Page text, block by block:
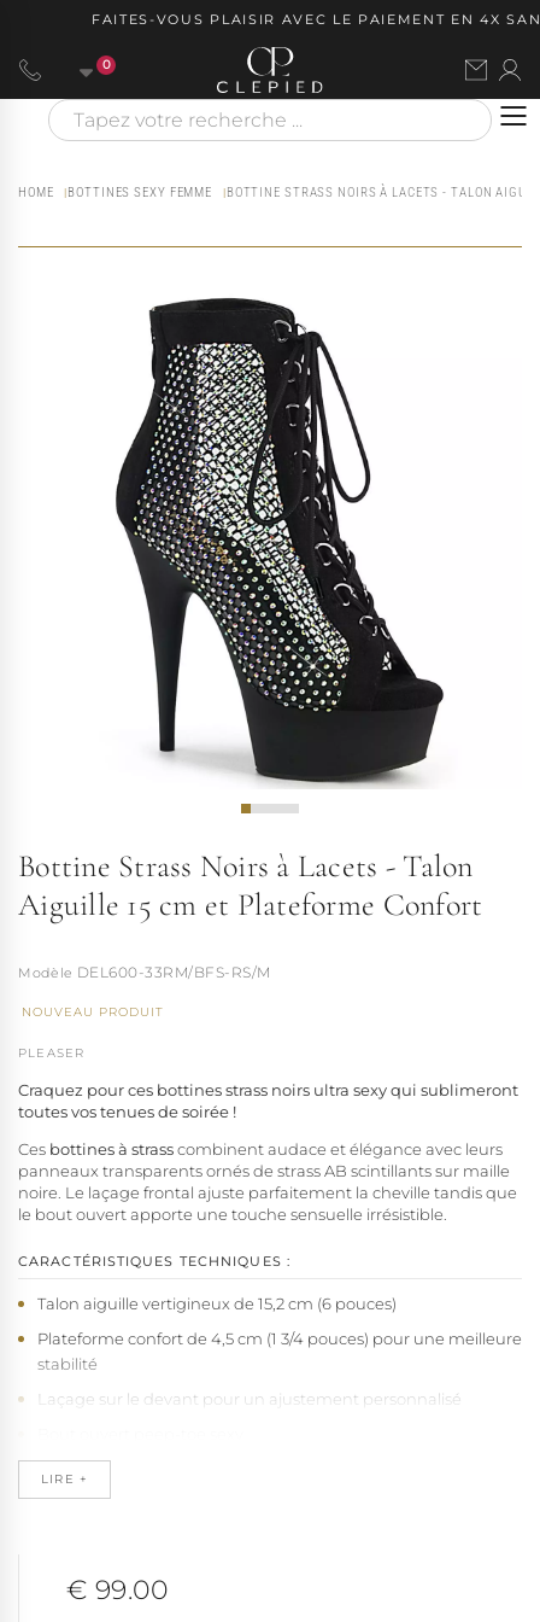
FAITES-VOUS PLAISIR AVEC LE PAIEMENT EN 4X
0
HOME BOTTINES SEXY FEMME
Bottine Strass Noirs à Lacets - Talon
Aiguille 15 cm et Plateforme Confort
DEL600-33RM/BFS-RS/M
NOUVEAU PRODUIT
PLEASER
Craquez pour ces bottines strass noirs ultra sexy qui sublimeront
toutes vos tenues de soirée !
Ces bottines à strasscombinent audace et élégance avec leurs
panneaux transparents ornés de strass AB scintillants sur maille
noire. Le laçage frontal ajuste parfaitement la cheville tandis que
le bout ouvert apporte une touche sensuelle irrésistible.
CARACTÉRISTIQUES TECHNIQUES :
Talon aiguille vertigineux de 15,2 cm (6 pouces)
Plateforme confort de 4,5 cm (1 3/4 pouces) pour une meilleure
stabilité
Laçage sur le devant pour un ajustement personnalisé
superposition de strass AB
glissement pour un port prolongé
LIRE +
€ 99.00